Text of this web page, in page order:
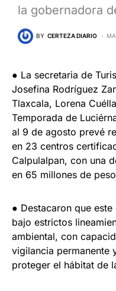
la gobernadora
BY CERTEZA DIARIO
● La secretaria de
Josefina Rodríguez
Tlaxcala, Lorena
Temporada de
al 9 de agosto prevé
en 23 centros
Calpulalpan, con una
en 65 millones de
● Destacaron que
bajo estrictos
ambiental, con
vigilancia permanente
proteger el hábitat de